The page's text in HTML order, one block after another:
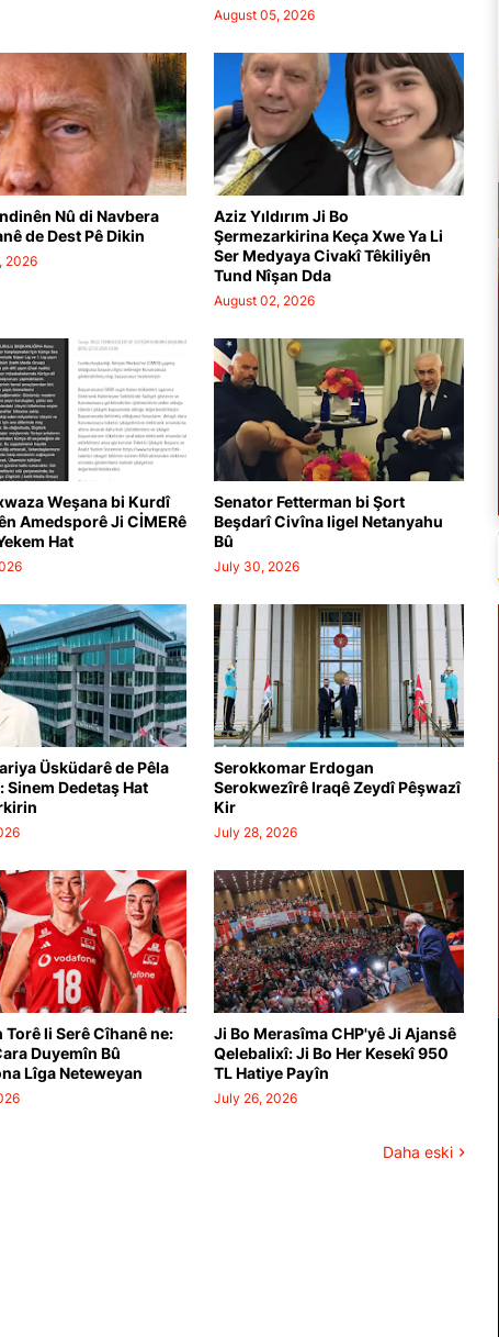
August 05, 2026
Nû di Navbera
de Dest Pê Dikin
2026
Aziz Yıldırım Ji Bo
Şermezarkirina Keça Xwe Ya Li
Ser Medyaya Civakî Têkiliyên
Tund Nîşan Dda
August 02, 2026
Weşana bi Kurdî
Amedsporê Ji CİMERê
Hat
Senator Fetterman bi Şort
Beşdarî Civîna ligel Netanyahu
Bû
July 30, 2026
Üsküdarê de Pêla
Sinem Dedetaş Hat
Serokkomar Erdogan
Serokwezîrê Iraqê Zeydî Pêşwazî
Kir
July 28, 2026
Torê li Serê Cîhanê ne:
Duyemîn Bû
Lîga Neteweyan
Ji Bo Merasîma CHP'yê Ji Ajansê
Qelebalixî: Ji Bo Her Kesekî 950
TL Hatiye Payîn
July 26, 2026
Daha eski
EREBISTANA SIÛDÎ: PEYMANA PARASTINÊ YA HEVBƏŞ A